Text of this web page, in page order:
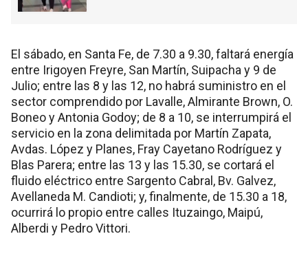
El sábado, en Santa Fe, de 7.30 a 9.30, faltará energía
entre Irigoyen Freyre, San Martín, Suipacha y 9 de
Julio; entre las 8 y las 12, no habrá suministro en el
sector comprendido por Lavalle, Almirante Brown, O.
Boneo y Antonia Godoy; de 8 a 10, se interrumpirá el
servicio en la zona delimitada por Martín Zapata,
Avdas. López y Planes, Fray Cayetano Rodríguez y
Blas Parera; entre las 13 y las 15.30, se cortará el
fluido eléctrico entre Sargento Cabral, Bv. Galvez,
Avellaneda M. Candioti; y, finalmente, de 15.30 a 18,
ocurrirá lo propio entre calles Ituzaingo, Maipú,
Alberdi y Pedro Vittori.